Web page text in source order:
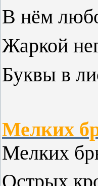
В нём
Жаркой
Буквы в
Мелких
Мелких